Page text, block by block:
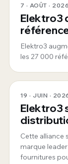
7 · AOÛT · 2026
Elektro3
360°
Elektro3
les 27 000
19 · JUIN ·
Elektro3
Cette alliance
marque
fournitures